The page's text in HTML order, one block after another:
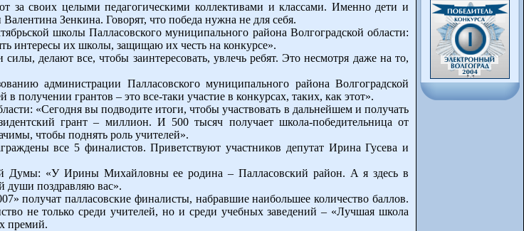
за своих целыми педагогическими коллективами и классами. Именно дети и
Зенкина. Говорят, что победа нужна не для себя.
школы Палласовского муниципального района Волгоградской области:
интересы их школы, защищаю их честь на конкурсе».
делают все, чтобы заинтересовать, увлечь ребят. Это несмотря даже на то,
администрации Палласовского муниципального района Волгоградской
получении грантов – это все-таки участие в конкурсах, таких, как этот».
«Сегодня вы подводите итоги, чтобы участвовать в дальнейшем и получать
грант – миллион. И 500 тысяч получает школа-победительница от
чтобы поднять роль учителей».
все 5 финалистов. Приветствуют участников депутат Ирина Гусева и
Думы: «У Ирины Михайловны ее родина – Палласовский район. А я здесь в
души поздравляю вас».
получат палласовские финалисты, набравшие наибольшее количество баллов.
не только среди учителей, но и среди учебных заведений – «Лучшая школа
премий.